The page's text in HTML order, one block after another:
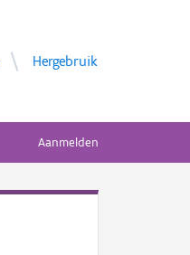
Hergebruik
Aanmelden